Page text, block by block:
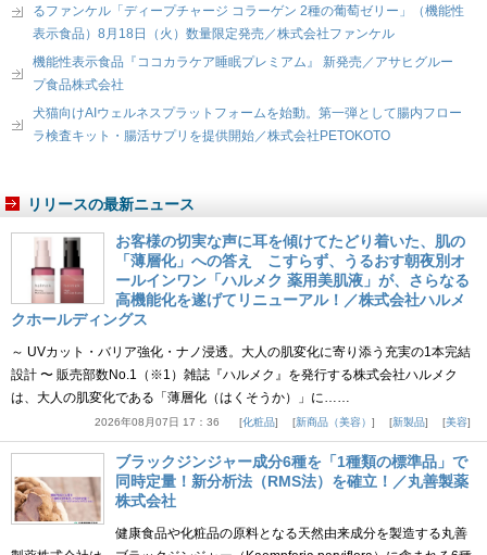
るファンケル「ディープチャージ コラーゲン 2種の葡萄ゼリー」（機能性
表示食品）8月18日（火）数量限定発売／株式会社ファンケル
機能性表示食品『ココカラケア睡眠プレミアム』 新発売／アサヒグルー
プ食品株式会社
犬猫向けAIウェルネスプラットフォームを始動。第一弾として腸内フロー
ラ検査キット・腸活サプリを提供開始／株式会社PETOKOTO
リリースの最新ニュース
お客様の切実な声に耳を傾けてたどり着いた、肌の
「薄層化」への答え こすらず、うるおす朝夜別オ
ールインワン「ハルメク 薬用美肌液」が、さらなる
高機能化を遂げてリニューアル！／株式会社ハルメ
クホールディングス
～ UVカット・バリア強化・ナノ浸透。大人の肌変化に寄り添う充実の1本完結
設計 〜 販売部数No.1（※1）雑誌『ハルメク』を発行する株式会社ハルメク
は、大人の肌変化である「薄層化（はくそうか）」に……
2026年08月07日 17：36 化粧品 新商品（美容） 新製品 美容
ブラックジンジャー成分6種を「1種類の標準品」で
同時定量！新分析法（RMS法）を確立！／丸善製薬
株式会社
健康食品や化粧品の原料となる天然由来成分を製造する丸善